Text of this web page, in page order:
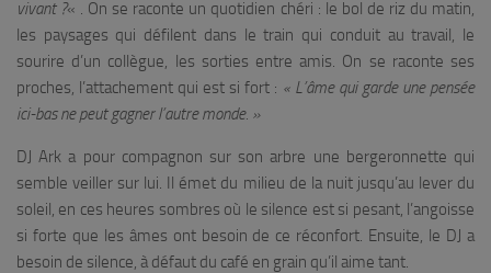
vivant ?« . On se raconte un quotidien chéri : le bol de riz du matin,
les paysages qui défilent dans le train qui conduit au travail, le
sourire d’un collègue, les sorties entre amis. On se raconte ses
proches, l’attachement qui est si fort : « L’âme qui garde une pensée
ici-bas ne peut gagner l’autre monde. »
DJ Ark a pour compagnon sur son arbre une bergeronnette qui
semble veiller sur lui. Il émet du milieu de la nuit jusqu’au lever du
soleil, en ces heures sombres où le silence est si pesant, l’angoisse
si forte que les âmes ont besoin de ce réconfort. Ensuite, le DJ a
besoin de silence, à défaut du café en grain qu’il aime tant.